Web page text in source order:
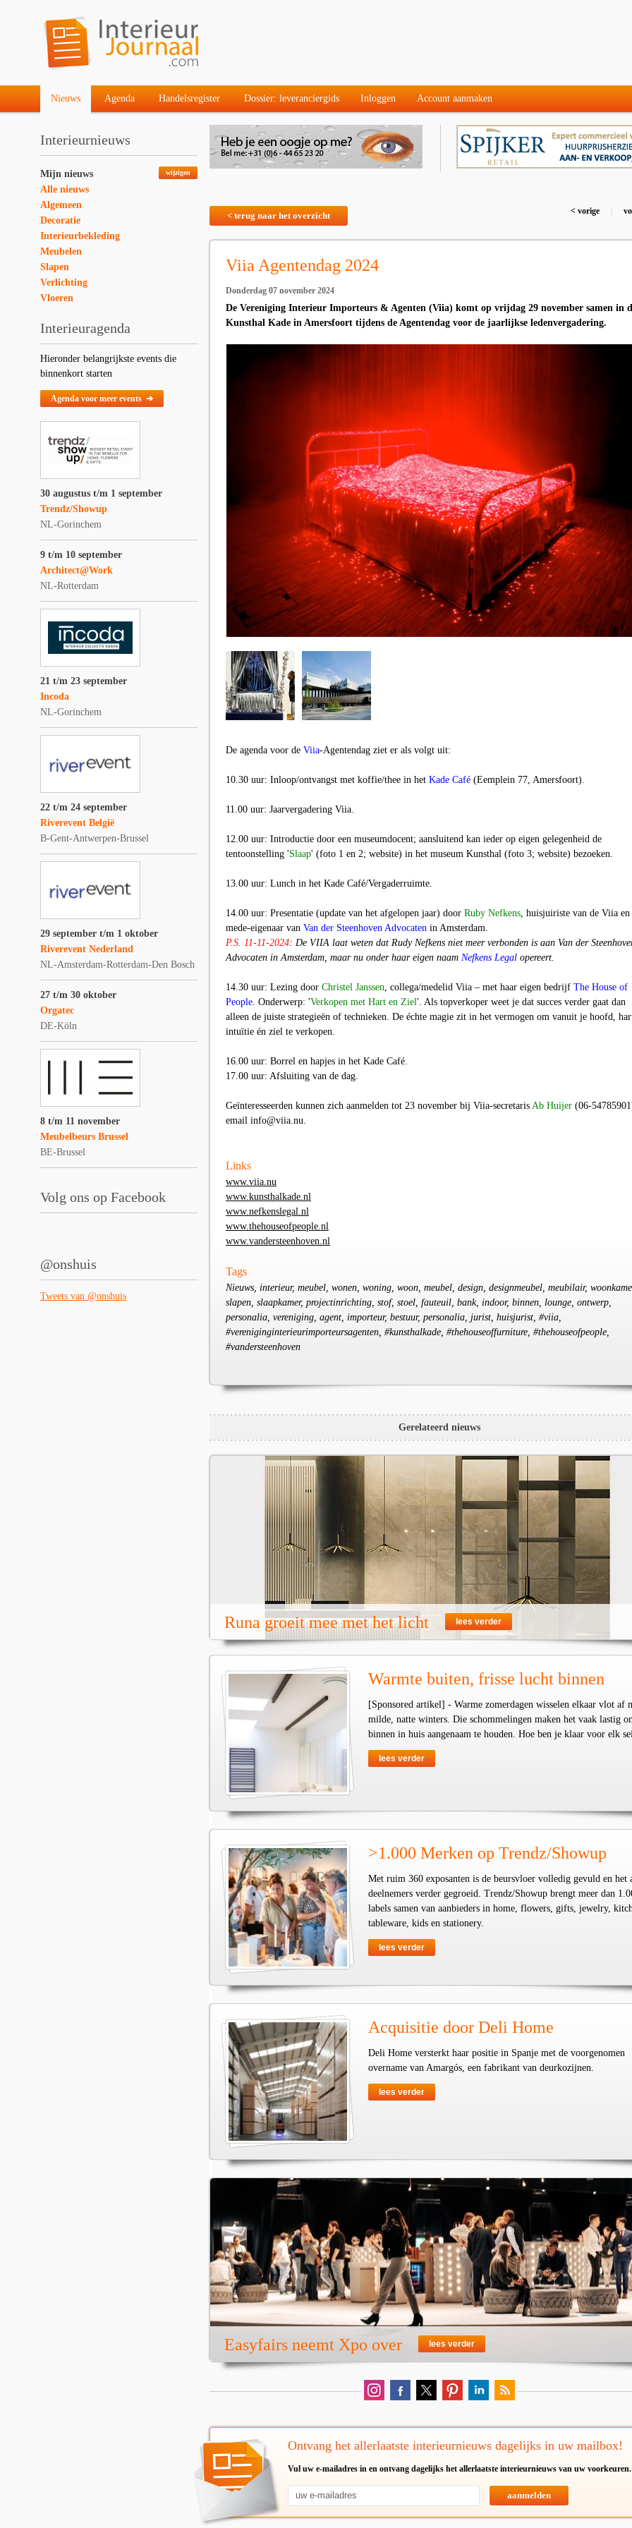
Nieuws Agenda Handelsregister Dossier: leveranciergids Inloggen Account aanmaken
Interieurnieuws
wijzigen
Mijn nieuws
Alle nieuws
Algemeen
Decoratie
Interieurbekleding
Meubelen
Slapen
Verlichting
Vloeren
Interieuragenda
Hieronder belangrijkste events die
binnenkort starten
Agenda voor meer events ➔
30 augustus t/m 1 september
Trendz/Showup
NL-Gorinchem
9 t/m 10 september
Architect@Work
NL-Rotterdam
21 t/m 23 september
Incoda
NL-Gorinchem
22 t/m 24 september
Riverevent België
B-Gent-Antwerpen-Brussel
29 september t/m 1 oktober
Riverevent Nederland
NL-Amsterdam-Rotterdam-Den Bosch
27 t/m 30 oktober
Orgatec
DE-Köln
8 t/m 11 november
Meubelbeurs Brussel
BE-Brussel
Volg ons op Facebook
@onshuis
Tweets van @onshuis
< terug naar het overzicht < vorige
Viia Agentendag 2024
Donderdag 07 november 2024
De Vereniging Interieur Importeurs & Agenten (Viia) komt op vrijdag 29 november samen in
Kunsthal Kade in Amersfoort tijdens de Agentendag voor de jaarlijkse ledenvergadering.
De agenda voor de Viia-Agentendag ziet er als volgt uit:
10.30 uur: Inloop/ontvangst met koffie/thee in het Kade Café (Eemplein 77, Amersfoort).
11.00 uur: Jaarvergadering Viia.
12.00 uur: Introductie door een museumdocent; aansluitend kan ieder op eigen gelegenheid de
tentoonstelling 'Slaap' (foto 1 en 2; website) in het museum Kunsthal (foto 3; website) bezoeken.
13.00 uur: Lunch in het Kade Café/Vergaderruimte.
14.00 uur: Presentatie (update van het afgelopen jaar) door Ruby Nefkens, huisjuiriste van de Viia en
mede-eigenaar van Van der Steenhoven Advocaten in Amsterdam.
P.S. 11-11-2024: De VIIA laat weten dat Rudy Nefkens niet meer verbonden is aan Van der
Advocaten in Amsterdam, maar nu onder haar eigen naam Nefkens Legal opereert.
14.30 uur: Lezing door Christel Janssen, collega/medelid Viia – met haar eigen bedrijf The House of
People. Onderwerp: 'Verkopen met Hart en Ziel'. Als topverkoper weet je dat succes verder gaat dan
alleen de juiste strategieën of technieken. De échte magie zit in het vermogen om vanuit je hoofd,
intuïtie én ziel te verkopen.
16.00 uur: Borrel en hapjes in het Kade Café.
17.00 uur: Afsluiting van de dag.
Geïnteresseerden kunnen zich aanmelden tot 23 november bij Viia-secretaris Ab Huijer (06-
email info@viia.nu.
Links
www.viia.nu
www.kunsthalkade.nl
www.nefkenslegal.nl
www.thehouseofpeople.nl
www.vandersteenhoven.nl
Tags
Nieuws, interieur, meubel, wonen, woning, woon, meubel, design, designmeubel, meubilair,
slapen, slaapkamer, projectinrichting, stof, stoel, fauteuil, bank, indoor, binnen, lounge, ontwerp,
personalia, vereniging, agent, importeur, bestuur, personalia, jurist, huisjurist, #viia,
#vereniginginterieurimporteursagenten, #kunsthalkade, #thehouseoffurniture, #thehouseofpeople,
#vandersteenhoven
Gerelateerd nieuws
Runa groeit mee met het licht lees verder
Warmte buiten, frisse lucht binnen
[Sponsored artikel] - Warme zomerdagen wisselen elkaar vlot af
milde, natte winters. Die schommelingen maken het vaak lastig
binnen in huis aangenaam te houden. Hoe ben je klaar voor elk
lees verder
>1.000 Merken op Trendz/Showup
Met ruim 360 exposanten is de beursvloer volledig gevuld en het
deelnemers verder gegroeid. Trendz/Showup brengt meer dan
labels samen van aanbieders in home, flowers, gifts, jewelry,
tableware, kids en stationery.
lees verder
Acquisitie door Deli Home
Deli Home versterkt haar positie in Spanje met de voorgenomen
overname van Amargós, een fabrikant van deurkozijnen.
lees verder
Easyfairs neemt Xpo over lees verder
Ontvang het allerlaatste interieurnieuws dagelijks in uw mailbox!
Vul uw e-mailadres in en ontvang dagelijks het allerlaatste interieurnieuws van uw voorkeuren.
aanmelden